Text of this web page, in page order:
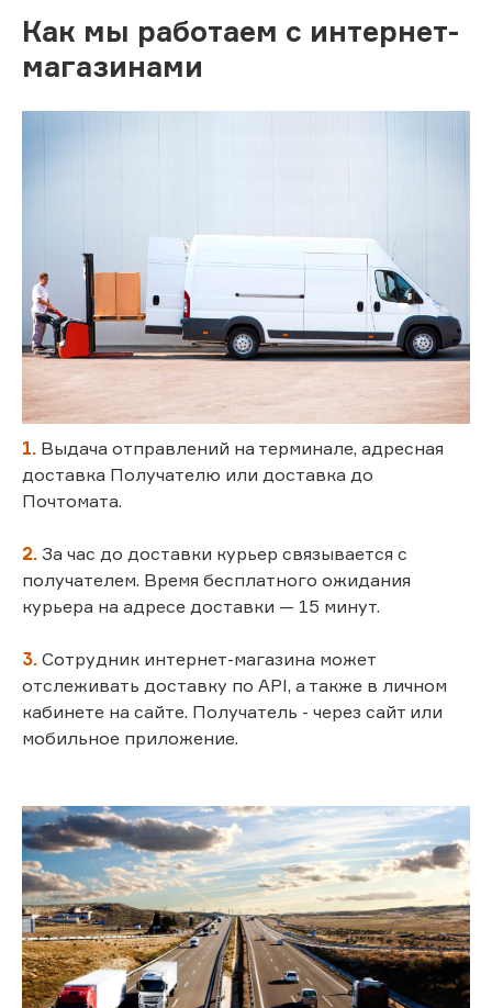
Как мы работаем с интернет-
магазинами
1. Выдача отправлений на терминале, адресная
доставка Получателю или доставка до
Почтомата.
2. За час до доставки курьер связывается с
получателем. Время бесплатного ожидания
курьера на адресе доставки — 15 минут.
3. Сотрудник интернет-магазина может
отслеживать доставку по API, а также в личном
кабинете на сайте. Получатель - через сайт или
мобильное приложение.